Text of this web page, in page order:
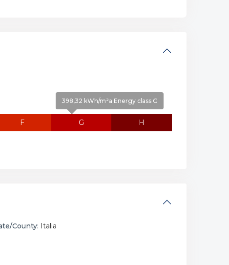
F
398,32 kWh/m²a Energy class G
G H
County: Italia